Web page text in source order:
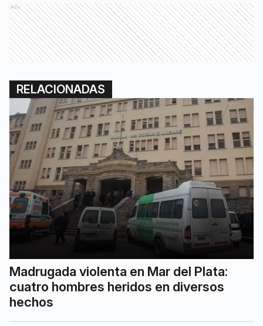
Ads
RELACIONADAS
Madrugada violenta en Mar del Plata:
cuatro hombres heridos en diversos
hechos